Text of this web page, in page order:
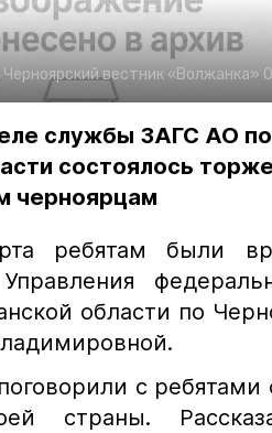
Черноярский вестник «Волжанка»
службы ЗАГС АО
состоялось
черноярцам
ребятам были
области по
с ребятами
страны.